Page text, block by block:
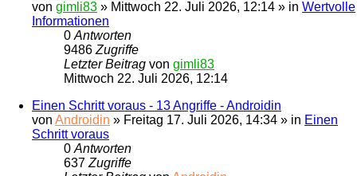
von gimli83 » Mittwoch 22. Juli 2026, 12:14 » in Wertvolle
Informationen
0Antworten
9486Zugriffe
Letzter Beitrag von gimli83
Mittwoch 22. Juli 2026, 12:14
Einen Schritt voraus - 13 Angriffe - Androidin
von Androidin » Freitag 17. Juli 2026, 14:34 » in Einen
Schritt voraus
0Antworten
637Zugriffe